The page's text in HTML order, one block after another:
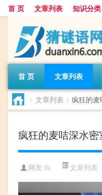
首 页 文章列表 知识分类
首 页 文章列表
> 文章列表 > 疯狂的麦
疯狂的麦咭深水密
网友:fk 文章列表